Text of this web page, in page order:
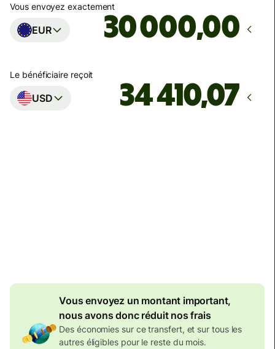
Vous envoyez exactement
EUR ,00
Le bénéficiaire reçoit
USD
Vous envoyez un montant important,
nous avons donc réduit nos frais
Des économies sur ce transfert, et sur tous les
autres éligibles pour le reste du mois.